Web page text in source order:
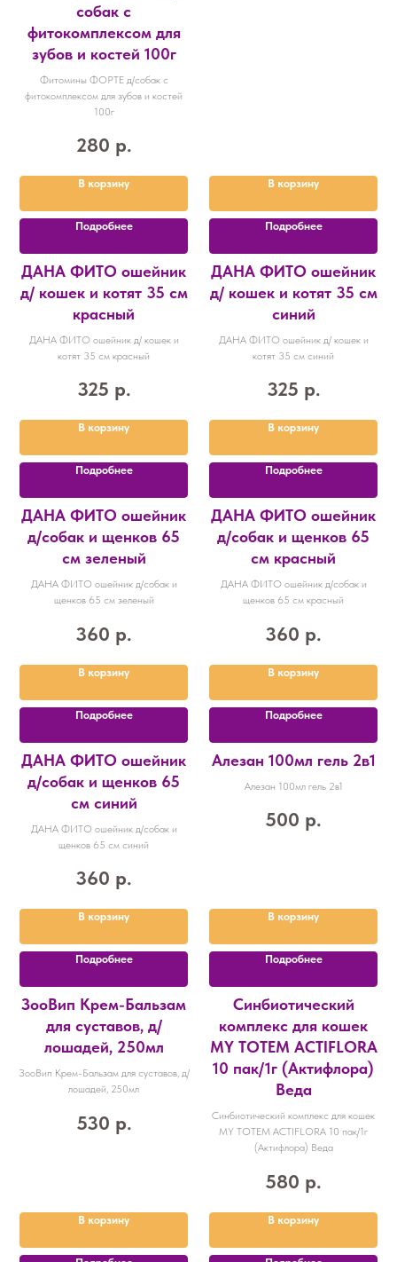
собак с
фитокомплексом для
зубов и костей 100г
Фитомины ФОРТЕ д/собак с
фитокомплексом для зубов и костей
100г
280 р.
В корзину
Подробнее
В корзину
Подробнее
ДАНА ФИТО ошейник
д/ кошек и котят 35 см
красный
ДАНА ФИТО ошейник д/ кошек и
котят 35 см красный
325 р.
В корзину
Подробнее
ДАНА ФИТО ошейник
д/ кошек и котят 35 см
синий
ДАНА ФИТО ошейник д/ кошек и
котят 35 см синий
325 р.
В корзину
Подробнее
ДАНА ФИТО ошейник
д/собак и щенков 65
см зеленый
ДАНА ФИТО ошейник д/собак и
щенков 65 см зеленый
360 р.
В корзину
Подробнее
ДАНА ФИТО ошейник
д/собак и щенков 65
см красный
ДАНА ФИТО ошейник д/собак и
щенков 65 см красный
360 р.
В корзину
Подробнее
ДАНА ФИТО ошейник
д/собак и щенков 65
см синий
ДАНА ФИТО ошейник д/собак и
щенков 65 см синий
360 р.
В корзину
Подробнее
Алезан 100мл гель 2в1
Алезан 100мл гель 2в1
500 р.
В корзину
Подробнее
ЗооВип Крем-Бальзам
для суставов, д/
лошадей, 250мл
ЗооВип Крем-Бальзам для суставов, д/
лошадей, 250мл
530 р.
В корзину
Синбиотический
комплекс для кошек
MY TOTEM ACTIFLORA
10 пак/1г (Актифлора)
Веда
Синбиотический комплекс для кошек
MY TOTEM ACTIFLORA 10 пак/1г
(Актифлора) Веда
580 р.
В корзину